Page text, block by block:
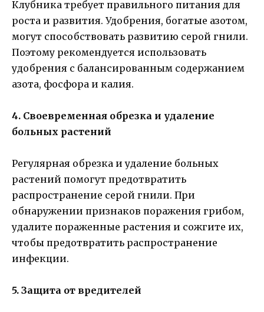
Клубника требует правильного питания для
роста и развития. Удобрения, богатые азотом,
могут способствовать развитию серой гнили.
Поэтому рекомендуется использовать
удобрения с балансированным содержанием
азота, фосфора и калия.
4. Своевременная обрезка и удаление
больных растений
Регулярная обрезка и удаление больных
растений помогут предотвратить
распространение серой гнили. При
обнаружении признаков поражения грибом,
удалите пораженные растения и сожгите их,
чтобы предотвратить распространение
инфекции.
5. Защита от вредителей